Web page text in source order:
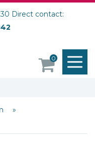
Direct contact:
0